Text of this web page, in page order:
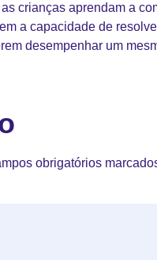
crianças aprendam a
a capacidade de
desempenhar um
obrigatórios